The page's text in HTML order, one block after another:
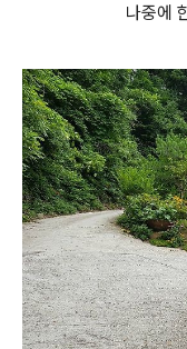
나중에